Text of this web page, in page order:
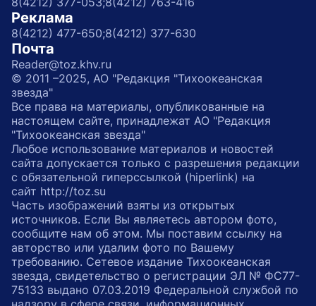
Реклама
8(4212) 477-650;8(4212) 377-630
Почта
Reader@toz.khv.ru
© 2011 –2025, АО "Редакция "Тихоокеанская
звезда"
Все права на материалы, опубликованные на
настоящем сайте, принадлежат АО "Редакция
"Тихоокеанская звезда"
Любое использование материалов и новостей
сайта допускается только с разрешения редакции
с обязательной гиперссылкой (hiperlink) на
сайт http://toz.su
Часть изображений взяты из открытых
источников. Если Вы являетесь автором фото,
сообщите нам об этом. Мы поставим ссылку на
авторство или удалим фото по Вашему
требованию. Сетевое издание Тихоокеанская
звезда, свидетельство о регистрации ЭЛ № ФС77-
75133 выдано 07.03.2019 Федеральной службой по